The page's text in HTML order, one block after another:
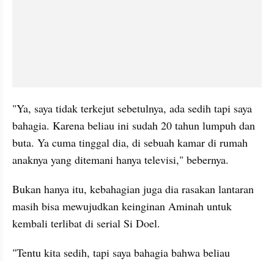
"Ya, saya tidak terkejut sebetulnya, ada sedih tapi saya
bahagia. Karena beliau ini sudah 20 tahun lumpuh dan
buta. Ya cuma tinggal dia, di sebuah kamar di rumah
anaknya yang ditemani hanya televisi," bebernya.
Bukan hanya itu, kebahagian juga dia rasakan lantaran
masih bisa mewujudkan keinginan Aminah untuk
kembali terlibat di serial Si Doel.
"Tentu kita sedih, tapi saya bahagia bahwa beliau